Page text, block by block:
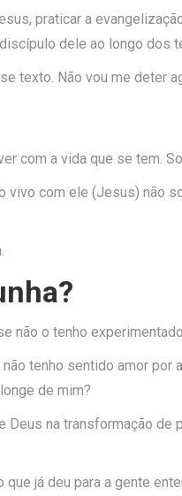
praticar a
dele ao longo dos
texto. Não vou me deter
com a vida que se tem.
vivo com ele (Jesus) não
não o tenho
tenho sentido amor
de mim?
na transformação
já deu para a gente